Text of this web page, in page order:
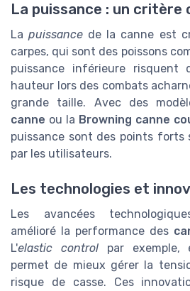
La puissance : un critère
Lapuissance de la canne est
carpes, qui sont des poissons
puissance inférieure
hauteur lors des combats
grande taille. Avec des
canne ou la Browning canne
puissance sont des points forts
par les utilisateurs.
Les technologies et
Les avancées
amélioré la performance des
L'elastic controlpar exemple,
permet de mieux gérer la
risque de casse. Ces